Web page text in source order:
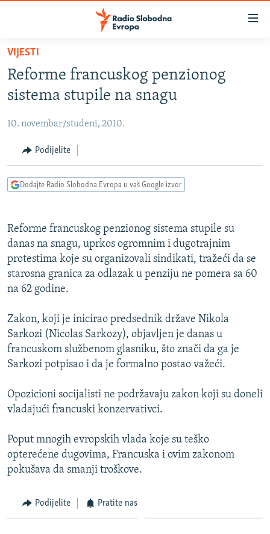
Pređite
glavni
sadržaj
na
navigaciju
Pređite
na
VIJESTI
BOSNA I HERCEGOVINA
KOSOVO
CRNA GORA
VIDEO
PODCASTI
KINA NA BALKANU
RSE PRIČE IZ SVIJETA
ISPRIČAJ MI
SPECIJALI RSE
VIŠE OD NASLOVA
GENOCID U SREBRENICI
POPLAVE I KLIZIŠTA U BIH 2024.
TV LIBERTY
POST SCRIPTUM
MOJA EVROPA
TRI DECENIJE OD RATA U BIH
SVE KARTE DEJTONA
NASTANAK I RASPAD JUGOSLAVIJE
PRATITE NAS
Sve RFE/RL stranice
VIJESTI
Reforme francuskog penzionog
sistema stupile na snagu
10. novembar/studeni, 2010.
Podijelite
Dodajte Radio Slobodna Evropa u vaš Google izvor
Reforme francuskog penzionog sistema stupile su
danas na snagu, uprkos ogromnim i dugotrajnim
protestima koje su organizovali sindikati, tražeći da se
starosna granica za odlazak u penziju ne pomera sa 60
na 62 godine.
Zakon, koji je inicirao predsednik države Nikola
Sarkozi (Nicolas Sarkozy), objavljen je danas u
francuskom službenom glasniku, što znači da ga je
Sarkozi potpisao i da je formalno postao važeći.
Opozicioni socijalisti ne podržavaju zakon koji su doneli
vladajući francuski konzervativci.
Poput mnogih evropskih vlada koje su teško
opterećene dugovima, Francuska i ovim zakonom
pokušava da smanji troškove.
Podijelite Pratite nas